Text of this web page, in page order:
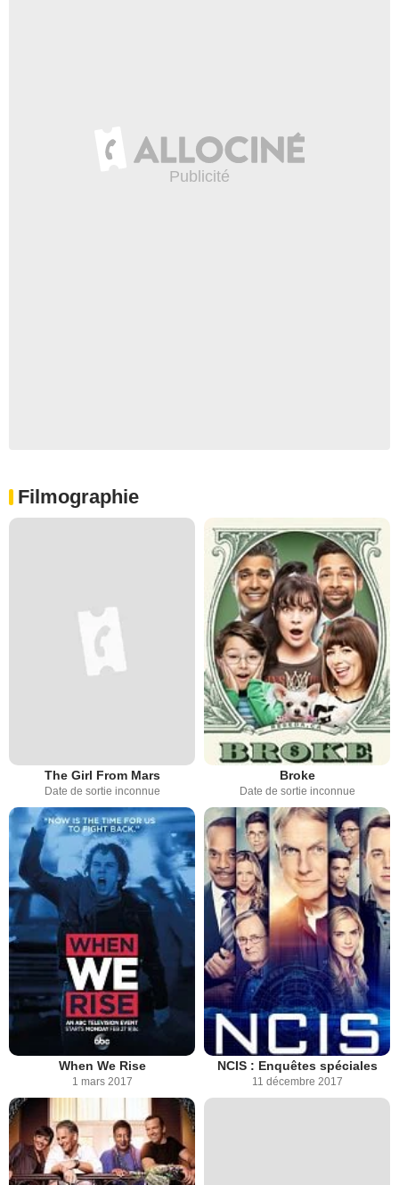
Filmographie
The Girl From Mars
Date de sortie inconnue
Broke
Date de sortie inconnue
When We Rise
1 mars 2017
NCIS : Enquêtes spéciales
11 décembre 2017